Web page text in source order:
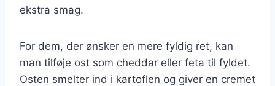
ekstra smag.
For dem, der ønsker en mere fyldig ret, kan
man tilføje ost som cheddar eller feta til fyldet.
Osten smelter ind i kartoflen og giver en cremet